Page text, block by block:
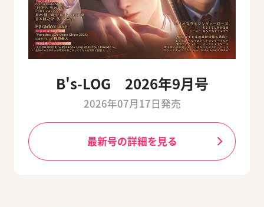
B's-LOG 2026年9月号
2026年07月17日発売
最新号の詳細を見る